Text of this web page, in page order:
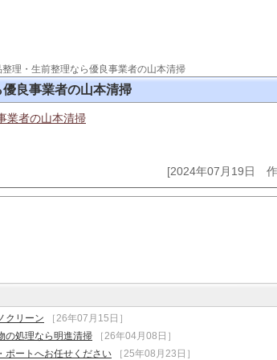
理・生前整理なら優良事業者の山本清掃
良事業者の山本清掃
業者の山本清掃
[2024年07月19日
クリーン
［26年07月15日］
の処理なら明進清掃
［26年04月08日］
ポートへお任せください
［25年08月23日］